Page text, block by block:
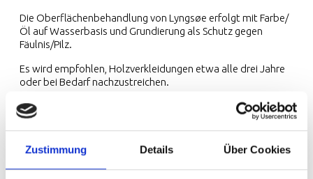
Zustimmung Details Über Cookies
Die Oberflächenbehandlung von Lyngsøe erfolgt mit Farbe/
Öl auf Wasserbasis und Grundierung als Schutz gegen
Fäulnis/Pilz.
Es wird empfohlen, Holzverkleidungen etwa alle drei Jahre
oder bei Bedarf nachzustreichen.
Reinigung von Holzverkleidungen
Reinigen Sie die Holzverkleidung mit einem milden
Reinigungsmittel und spülen Sie mit Wasser nach. Bei Bedarf
kann ein Algizid oder Holzreiniger verwendet werden -
beachten Sie die Anweisungen des Produkts.